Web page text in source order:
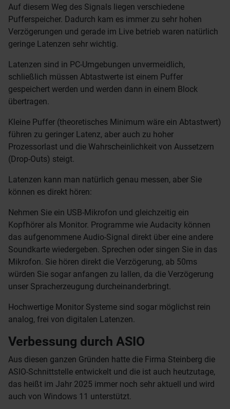
Auf diesem Weg des Signals liegen verschiedene
Pufferspeicher. Dadurch kam es immer zu sehr hohen
Verzögerungen und gerade im Live betrieb waren natürlich
geringe Latenzen sehr wichtig.
Latenzen sind in PC-Umgebungen unvermeidlich,
schließlich müssen Abtastwerte ist einem Puffer
gespeichert werden und werden dann in einem Block
übertragen.
Kleine Puffer (theoretisches Minimum wäre ein Abtastwert)
führen zu geringer Latenz, aber auch zu hoher
Prozessorlast und die Wahrscheinlichkeit von Aussetzern
(Drop-Outs) steigt.
Latenzen kann man natürlich genau messen, aber Sie
können es direkt hören:
Nehmen Sie ein USB-Mikrofon und gleichzeitig ein
Kopfhörer als Monitor. Programme wie Audacity können
das aufgenommene Audio-Signal direkt über eine andere
Soundkarte wiedergeben. Sprechen oder singen Sie in das
Mikrofon. Sie hören direkt die Verzögerung, ab 50ms
würden Sie sogar anfangen zu lallen, da die Verzögerung
unser Spracherzeugung durcheinanderbringt.
Hochwertige Monitor Systeme sind sogar möglichst rein
analog, frei von digitalen Latenzen.
Verbessung durch ASIO
Aus diesen ganzen Gründen hatte die Firma Steinberg die
ASIO-Schnittstelle entwickelt und die ist auch heutzutage,
das heißt im Jahr 2025 immer noch sehr aktuell und wird
auch von Windows 11 unterstützt.